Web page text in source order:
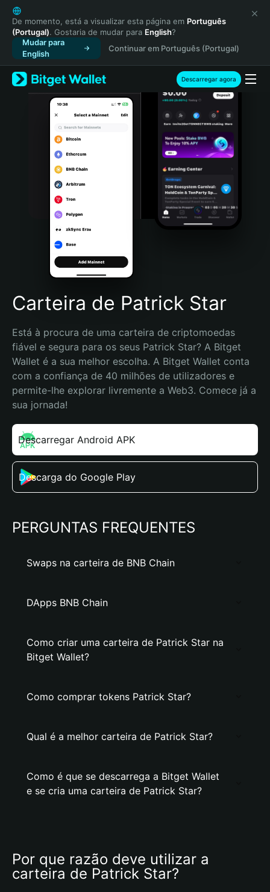
English
日本語
Tiếng Việt
Русский
Español (Latinoamérica)
Türkçe
Italiano
Português (Portugal)
Bahasa Indonesia
Português (Brasil)
Español (Argentina)
De momento, está a visualizar esta página em Português
(Portugal). Gostaria de mudar para English?
Mudar para
English
Continuar em Português (Portugal)
Descarregar agora
Carteira de Patrick Star
Está à procura de uma carteira de criptomoedas
fiável e segura para os seus Patrick Star? A Bitget
Wallet é a sua melhor escolha. A Bitget Wallet conta
com a confiança de 40 milhões de utilizadores e
permite-lhe explorar livremente a Web3. Comece já a
sua jornada!
Descarregar Android APK
Descarga do Google Play
PERGUNTAS FREQUENTES
Swaps na carteira de BNB Chain
DApps BNB Chain
Como criar uma carteira de Patrick Star na
Bitget Wallet?
Como comprar tokens Patrick Star?
Qual é a melhor carteira de Patrick Star?
Como é que se descarrega a Bitget Wallet
e se cria uma carteira de Patrick Star?
Por que razão deve utilizar a
carteira de Patrick Star?